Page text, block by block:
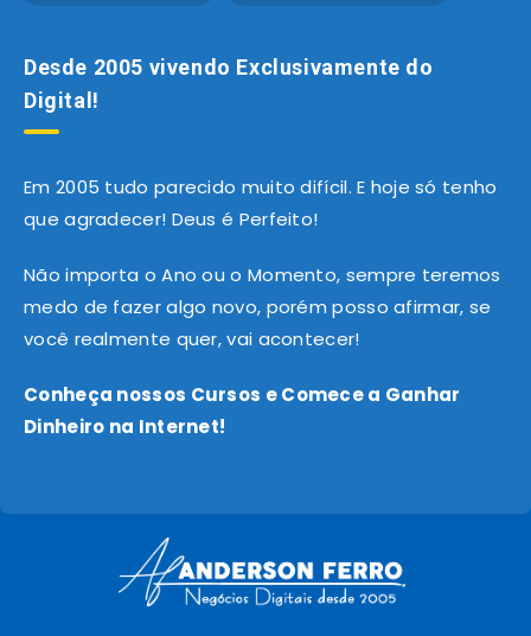
Desde 2005 vivendo Exclusivamente do
Digital!
Em 2005 tudo parecido muito difícil. E hoje só tenho
que agradecer! Deus é Perfeito!
Não importa o Ano ou o Momento, sempre teremos
medo de fazer algo novo, porém posso afirmar, se
você realmente quer, vai acontecer!
Conheça nossos Cursos e Comece a Ganhar
Dinheiro na Internet!